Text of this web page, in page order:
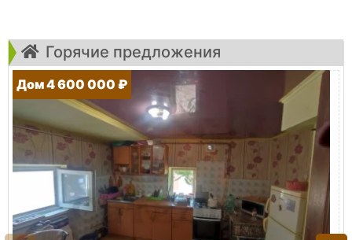
Горячие предложения
Дом 4 600 000 ₽